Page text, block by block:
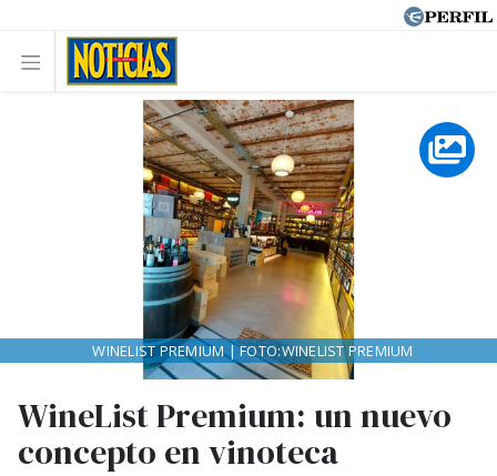
WineList Premium: un nuevo
concepto en vinoteca
WINELIST PREMIUM | FOTO:WINELIST PREMIUM